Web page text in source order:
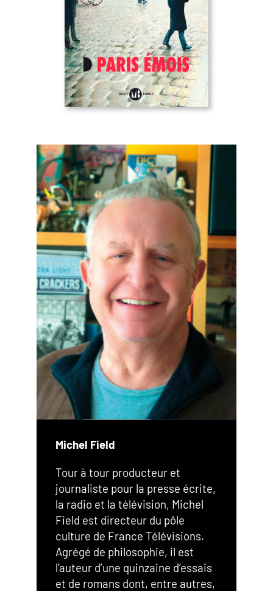
Michel Field
Tour à tour producteur et
journaliste pour la presse écrite,
la radio et la télévision, Michel
Field est directeur du pôle
culture de France Télévisions.
Agrégé de philosophie, il est
l’auteur d’une quinzaine d’essais
et de romans dont, entre autres,